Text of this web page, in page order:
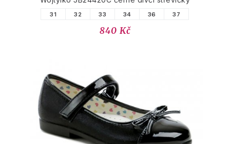
31 32 33 34 36 37
840 Kč